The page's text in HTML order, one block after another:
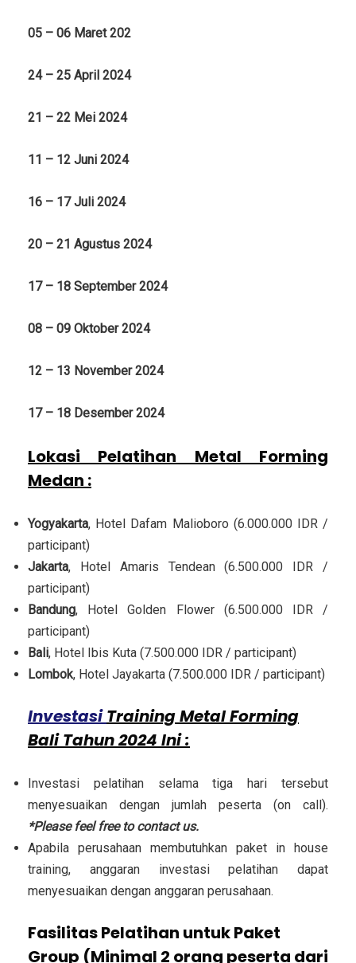
05 – 06 Maret 202
24 – 25 April 2024
21 – 22 Mei 2024
11 – 12 Juni 2024
16 – 17 Juli 2024
20 – 21 Agustus 2024
17 – 18 September 2024
08 – 09 Oktober 2024
12 – 13 November 2024
17 – 18 Desember 2024
Lokasi Pelatihan Metal Forming
Medan :
Yogyakarta, Hotel Dafam Malioboro (6.000.000 IDR /
participant)
Jakarta, Hotel Amaris Tendean (6.500.000 IDR /
participant)
Bandung, Hotel Golden Flower (6.500.000 IDR /
participant)
Bali, Hotel Ibis Kuta (7.500.000 IDR / participant)
Lombok, Hotel Jayakarta (7.500.000 IDR / participant)
InvestasiTraining Metal Forming
Bali Tahun 2024 Ini :
Investasi pelatihan selama tiga hari tersebut
menyesuaikan dengan jumlah peserta (on call).
*Please feel free to contact us.
Apabila perusahaan membutuhkan paket in house
training, anggaran investasi pelatihan dapat
menyesuaikan dengan anggaran perusahaan.
Fasilitas Pelatihan untuk Paket
Group (Minimal 2 orang peserta dari